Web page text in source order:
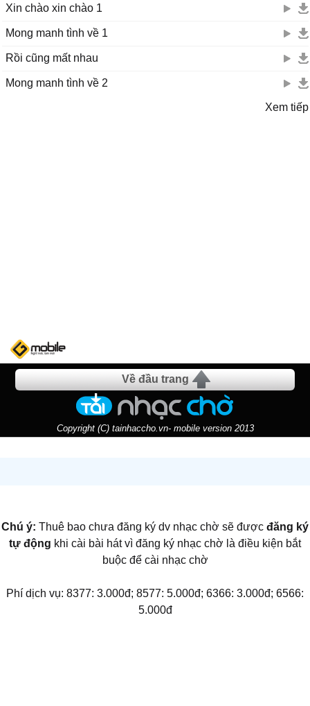
Xin chào xin chào 1
Mong manh tình về 1
Rồi cũng mất nhau
Mong manh tình về 2
Xem tiếp
Về đầu trang
Copyright (C) tainhaccho.vn- mobile version 2013
Chú ý: Thuê bao chưa đăng ký dv nhạc chờ sẽ được đăng ký
tự động khi cài bài hát vì đăng ký nhạc chờ là điều kiện bắt
buộc để cài nhạc chờ
Phí dịch vụ: 8377: 3.000đ; 8577: 5.000đ; 6366: 3.000đ; 6566:
5.000đ